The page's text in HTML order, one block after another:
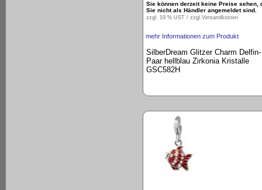
Sie können derzeit keine Preise sehen,
Sie nicht als Händler angemeldet sind.
zzgl. 19 % UST / zzgl.Versandkosten
mehr Informationen zum Produkt
SilberDream Glitzer Charm Delfin-
Paar hellblau Zirkonia Kristalle
GSC582H